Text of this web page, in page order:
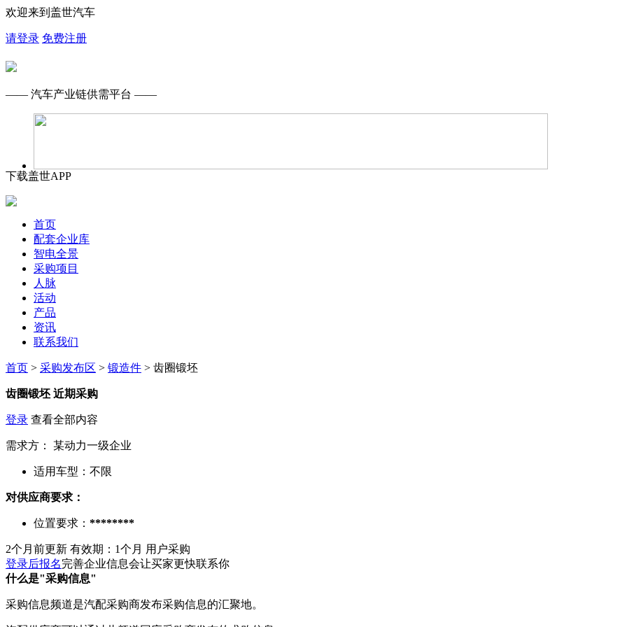
欢迎来到盖世汽车
请登录 免费注册
—— 汽车产业链供需平台 ——
下载盖世APP
首页
配套企业库
智电全景
采购项目
人脉
活动
产品
资讯
联系我们
首页 > 采购发布区 > 锻造件 > 齿圈锻坯
齿圈锻坯 近期采购
登录 查看全部内容
需求方： 某动力一级企业
适用车型： 不限
对供应商要求：
位置要求： ********
2个月前更新 有效期：1个月 用户采购
登录后报名完善企业信息会让买家更快联系你
什么是"采购信息"
采购信息频道是汽配采购商发布采购信息的汇聚地。